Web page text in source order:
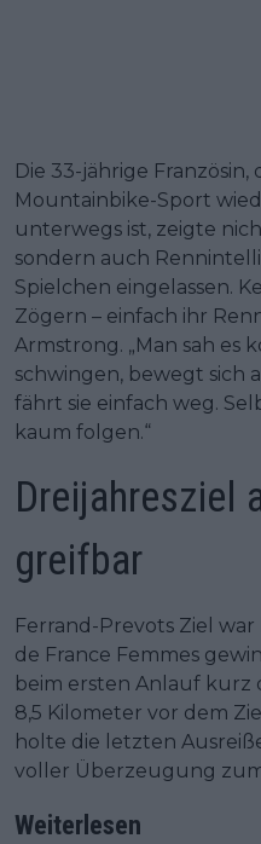
Die 33-jährige Französin,
Mountainbike-Sport
unterwegs ist, zeigte
sondern auch
Spielchen eingelassen.
Zögern – einfach ihr
Armstrong. „Man sah es
schwingen, bewegt sich
fährt sie einfach weg.
kaum folgen.“
Dreijahresziel
greifbar
Ferrand-Prevots Ziel
de France Femmes
beim ersten Anlauf kurz
8,5 Kilometer vor dem
holte die letzten
voller Überzeugung
Weiterlesen